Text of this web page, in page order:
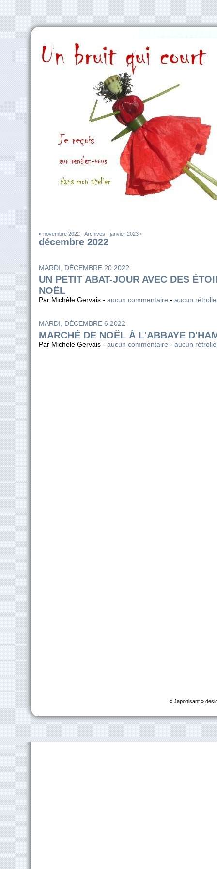
« novembre 2022 -Archives - janvier 2023 »
décembre 2022
MARDI, DÉCEMBRE 20 2022
UN PETIT ABAT-JOUR AVEC DES
NOËL
Par Michèle Gervais - aucun commentaire - aucun
MARDI, DÉCEMBRE 6 2022
MARCHÉ DE NOËL À L'ABBAYE
Par Michèle Gervais - aucun commentaire - aucun
« Japonisant »